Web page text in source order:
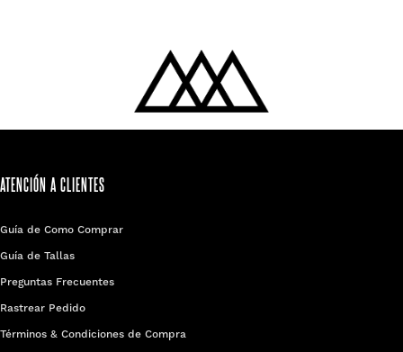
ATENCIÓN A CLIENTES
Guía de Como Comprar
Guía de Tallas
Preguntas Frecuentes
Rastrear Pedido
Términos & Condiciones de Compra